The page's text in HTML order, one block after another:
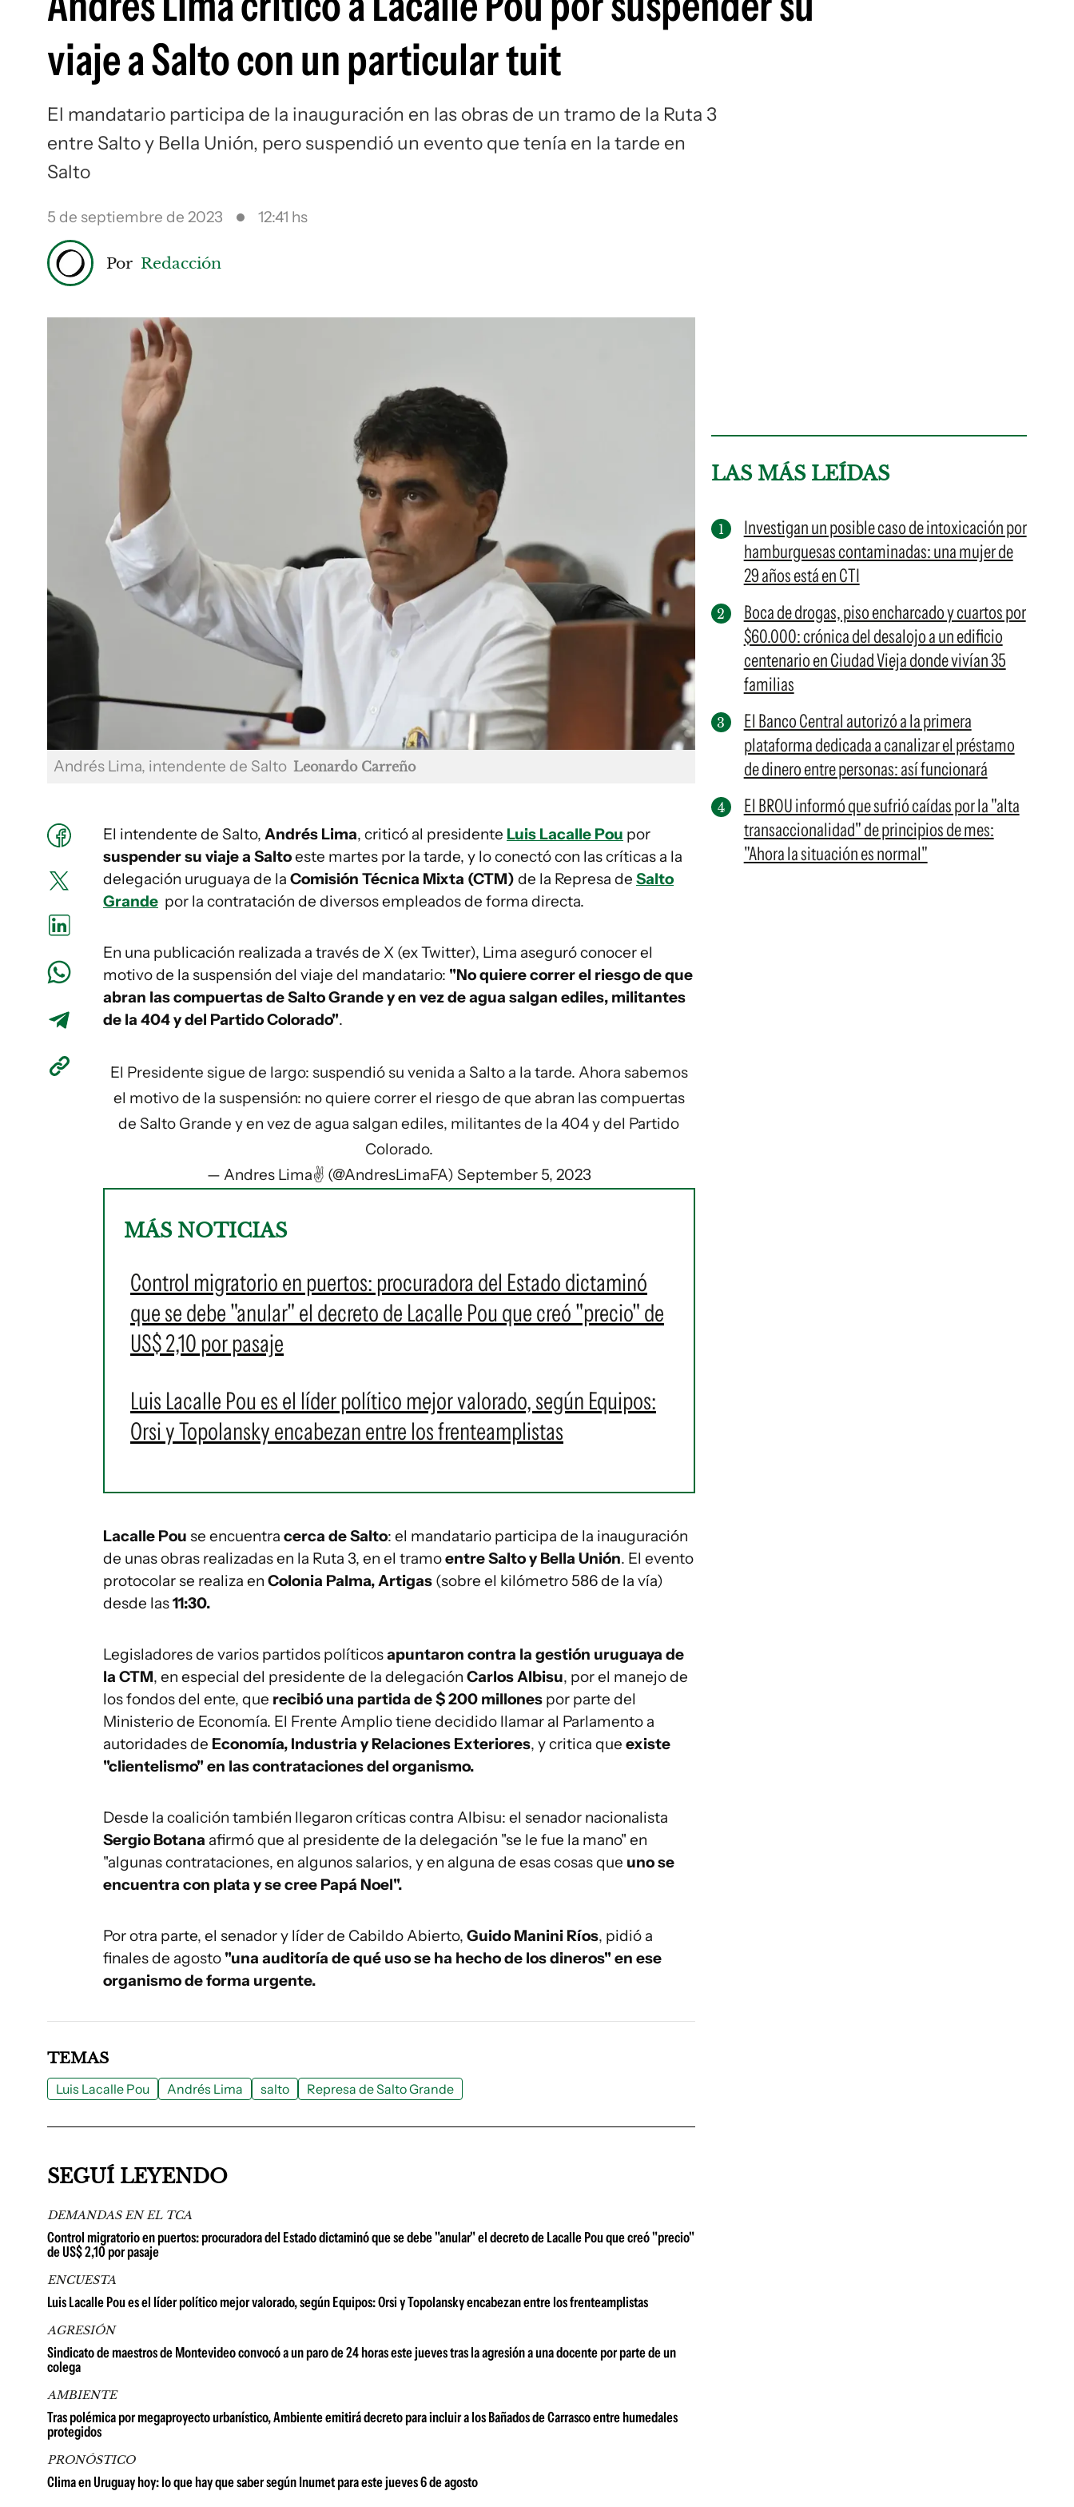
viaje a Salto con un particular tuit
El mandatario participa de la inauguración en las obras de un tramo de la Ruta 3
entre Salto y Bella Unión, pero suspendió un evento que tenía en la tarde en
Salto
5 de septiembre de 2023 12:41 hs
Por Redacción
Andrés Lima, intendente de Salto Leonardo Carreño
El intendente de Salto, Andrés Lima, criticó al presidente Luis Lacalle Pou por
suspender su viaje a Saltoeste martes por la tarde, y lo conectó con las críticas a la
delegación uruguaya de la Comisión Técnica Mixta (CTM) de la Represa de Salto
Grande por la contratación de diversos empleados de forma directa.
En una publicación realizada a través de X (ex Twitter), Lima aseguró conocer el
motivo de la suspensión del viaje del mandatario: "No quiere correr el riesgo de que
abran las compuertas de Salto Grande y en vez de agua salgan ediles, militantes
de la 404 y del Partido Colorado".
El Presidente sigue de largo: suspendió su venida a Salto a la tarde. Ahora sabemos
el motivo de la suspensión: no quiere correr el riesgo de que abran las compuertas
de Salto Grande y en vez de agua salgan ediles, militantes de la 404 y del Partido
Colorado.
— Andres Lima✌️ (@AndresLimaFA) September 5, 2023
MÁS NOTICIAS
Control migratorio en puertos: procuradora del Estado dictaminó
que se debe "anular" el decreto de Lacalle Pou que creó "precio" de
US$ 2,10 por pasaje
Luis Lacalle Pou es el líder político mejor valorado, según Equipos:
Orsi y Topolansky encabezan entre los frenteamplistas
Lacalle Pou se encuentra cerca de Salto: el mandatario participa de la inauguración
de unas obras realizadas en la Ruta 3, en el tramoentre Salto y Bella Unión. El evento
protocolar se realiza en Colonia Palma, Artigas (sobre el kilómetro 586 de la vía)
desde las11:30.
Legisladores de varios partidos políticosapuntaron contra la gestión uruguaya de
la CTM, en especial del presidente de la delegación Carlos Albisu, por el manejo de
los fondos del ente, que recibió una partida de $ 200 millones por parte del
Ministerio de Economía. El Frente Amplio tiene decidido llamar al Parlamento a
autoridades de Economía, Industria y Relaciones Exteriores, y critica que existe
"clientelismo" en las contrataciones del organismo.
Desde la coalición también llegaron críticas contra Albisu: el senador nacionalista
Sergio Botana afirmó que al presidente de la delegación "se le fue la mano" en
"algunas contrataciones, en algunos salarios, y en alguna de esas cosas que uno se
encuentra con plata y se cree Papá Noel".
Por otra parte, el senador y líder de Cabildo Abierto, Guido Manini Ríos, pidió a
finales de agosto "una auditoría de qué uso se ha hecho de los dineros" en ese
organismo de forma urgente.
LAS MÁS LEÍDAS
Investigan un posible caso de intoxicación por
hamburguesas contaminadas: una mujer de
29 años está en CTI
Boca de drogas, piso encharcado y cuartos por
$60.000: crónica del desalojo a un edificio
centenario en Ciudad Vieja donde vivían 35
familias
El Banco Central autorizó a la primera
plataforma dedicada a canalizar el préstamo
de dinero entre personas: así funcionará
El BROU informó que sufrió caídas por la "alta
transaccionalidad" de principios de mes:
"Ahora la situación es normal"
TEMAS
Luis Lacalle Pou Andrés Lima salto Represa de Salto Grande
SEGUÍ LEYENDO
DEMANDAS EN EL TCA
Control migratorio en puertos: procuradora del Estado dictaminó que se debe "anular" el decreto de Lacalle Pou que creó "precio"
de US$ 2,10 por pasaje
ENCUESTA
Luis Lacalle Pou es el líder político mejor valorado, según Equipos: Orsi y Topolansky encabezan entre los frenteamplistas
AGRESIÓN
Sindicato de maestros de Montevideo convocó a un paro de 24 horas este jueves tras la agresión a una docente por parte de un
colega
AMBIENTE
Tras polémica por megaproyecto urbanístico, Ambiente emitirá decreto para incluir a los Bañados de Carrasco entre humedales
protegidos
PRONÓSTICO
Clima en Uruguay hoy: lo que hay que saber según Inumet para este jueves 6 de agosto